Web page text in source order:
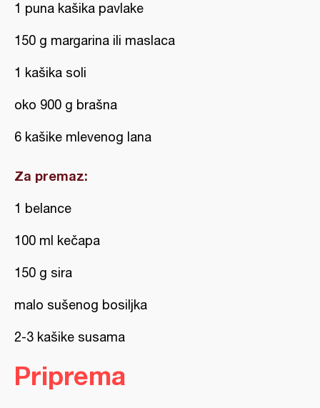
1 puna kašika pavlake
150 g margarina ili maslaca
1 kašika soli
oko 900 g brašna
6 kašike mlevenog lana
Za premaz:
1 belance
100 ml kečapa
150 g sira
malo sušenog bosiljka
2-3 kašike susama
Priprema